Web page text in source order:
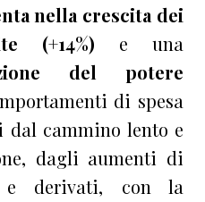
nella crescita dei
(+14%) e una
del potere
di spesa
cammino lento e
dagli aumenti di
derivati, con la